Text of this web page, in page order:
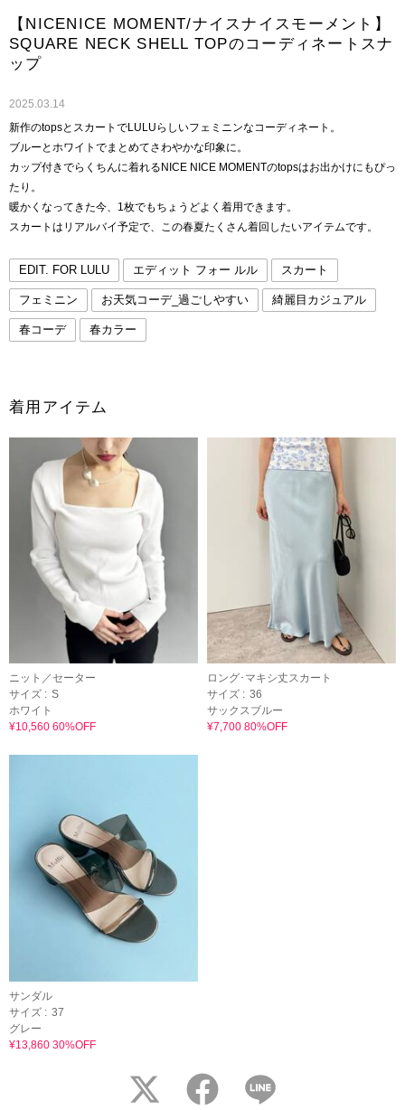
【NICENICE MOMENT/ナイスナイスモーメント】
SQUARE NECK SHELL TOPのコーディネートスナ
ップ
2025.03.14
新作のtopsとスカートでLULUらしいフェミニンなコーディネート。
ブルーとホワイトでまとめてさわやかな印象に。
カップ付きでらくちんに着れるNICE NICE MOMENTのtopsはお出かけにもぴっ
たり。
暖かくなってきた今、1枚でもちょうどよく着用できます。
スカートはリアルバイ予定で、この春夏たくさん着回したいアイテムです。
EDIT. FOR LULU エディット フォー ルル スカート
フェミニン お天気コーデ_過ごしやすい 綺麗目カジュアル
春コーデ 春カラー
着用アイテム
ニット／セーター
サイズ : S
ホワイト
¥10,560 60%OFF
ロング･マキシ丈スカート
サイズ : 36
サックスブルー
¥7,700 80%OFF
サンダル
サイズ : 37
グレー
¥13,860 30%OFF
twitter facebook